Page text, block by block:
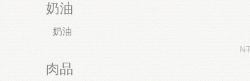
奶油
奶油
肉品